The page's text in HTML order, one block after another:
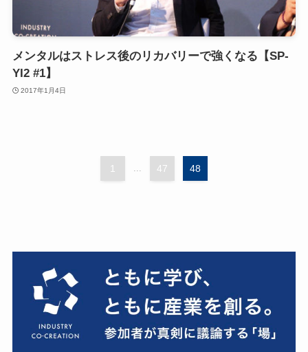
メンタルはストレス後のリカバリーで強くなる【SP-
YI2 #1】
2017年1月4日
1 47 48